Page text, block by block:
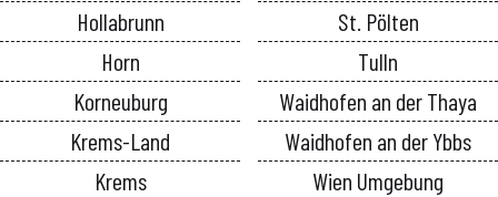
Hollabrunn
Horn
Korneuburg
Krems-Land
Krems
St. Pölten
Tulln
Waidhofen an der Thaya
Waidhofen an der Ybbs
Wien Umgebung